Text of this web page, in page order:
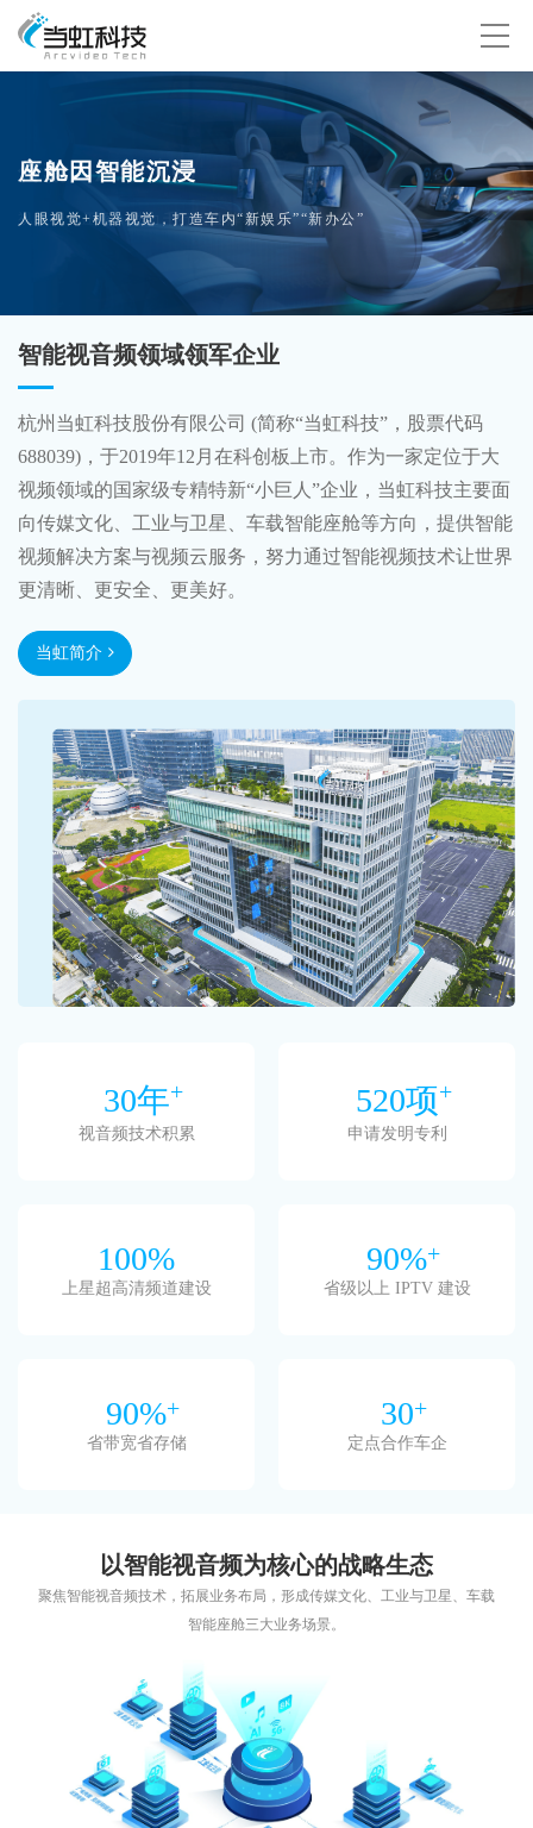
座舱因智能沉浸
人眼视觉+机器视觉，打造车内“新娱乐”“新办公”
智能视音频领域领军企业
杭州当虹科技股份有限公司 (简称“当虹科技”，股票代码
688039)，于2019年12月在科创板上市。作为一家定位于大
视频领域的国家级专精特新“小巨人”企业，当虹科技主要面
向传媒文化、工业与卫星、车载智能座舱等方向，提供智能
视频解决方案与视频云服务，努力通过智能视频技术让世界
更清晰、更安全、更美好。
当虹简介
30年+
视音频技术积累
520项+
申请发明专利
100%
上星超高清频道建设
90%+
省级以上 IPTV 建设
90%+
省带宽省存储
30+
定点合作车企
以智能视音频为核心的战略生态
聚焦智能视音频技术，拓展业务布局，形成传媒文化、工业与卫星、车载
智能座舱三大业务场景。